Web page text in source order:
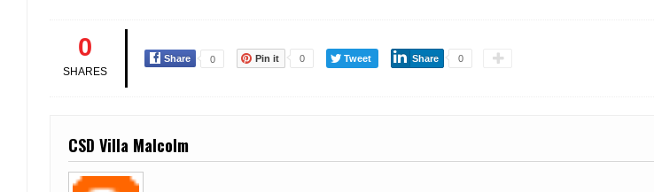
0
SHARES
Share 0 Pin it 0 Tweet Share 0
CSD Villa Malcolm